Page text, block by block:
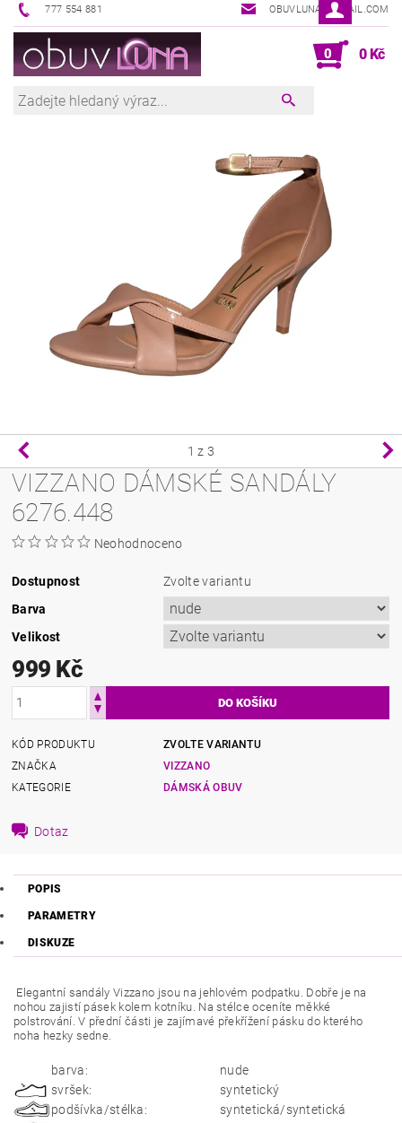
777 554 881 OBUVLUNA@GMAIL.COM
0 0 Kč
1 z 3
VIZZANO DÁMSKÉ SANDÁLY
6276.448
Neohodnoceno
Dostupnost
Zvolte variantu
Barva
Velikost
999 Kč
KÓD PRODUKTU
ZVOLTE VARIANTU
ZNAČKA
VIZZANO
KATEGORIE
DÁMSKÁ OBUV
Dotaz
POPIS
PARAMETRY
DISKUZE
Elegantní sandály Vizzano jsou na jehlovém podpatku. Dobře je na
nohou zajistí pásek kolem kotníku. Na stélce oceníte měkké
polstrování. V přední části je zajímavé překřížení pásku do kterého
noha hezky sedne.
barva:
nude
svršek:
syntetický
podšívka/stélka:
syntetická/syntetická